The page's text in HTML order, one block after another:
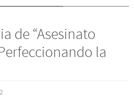
de “Asesinato
la